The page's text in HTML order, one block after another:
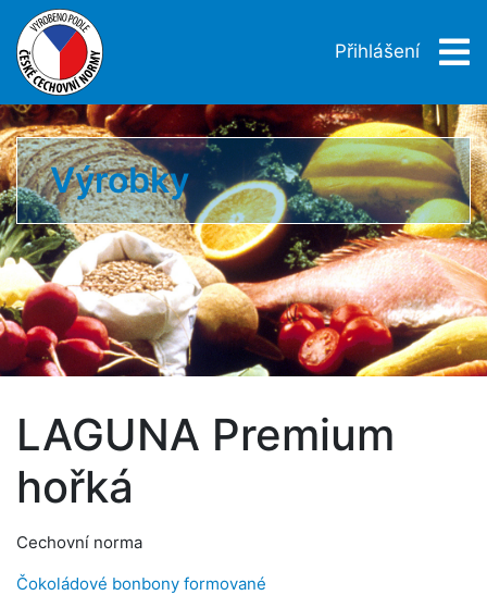
Přihlášení
Výrobky
LAGUNA Premium
hořká
Cechovní norma
Čokoládové bonbony formované